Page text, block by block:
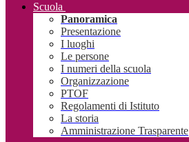
Scuola
Panoramica
Presentazione
I luoghi
Le persone
I numeri della scuola
Organizzazione
PTOF
Regolamenti di Istituto
La storia
Amministrazione Trasparente